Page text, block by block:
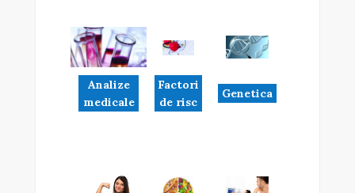
Analize
medicale
Factori
de risc
Genetica